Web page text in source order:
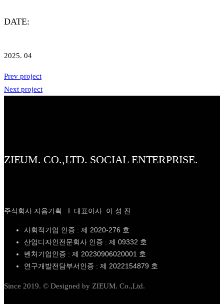
DATE:
2025. 04
Prev project
Next project
ZIEUM. CO.,LTD. SOCIAL ENTERPRISE.
주식회사 지음기획 I 대표이사 이 성 진
사회적기업 인증 : 제 2020-276 호
산업디자인전문회사 인증 : 제 09332 호
벤처기업인증 : 제 20230906020001 호
연구개발전담부서인증 : 제 2022154879 호
Since 2019. © Designed by ZIEUM. Co.,Ltd.